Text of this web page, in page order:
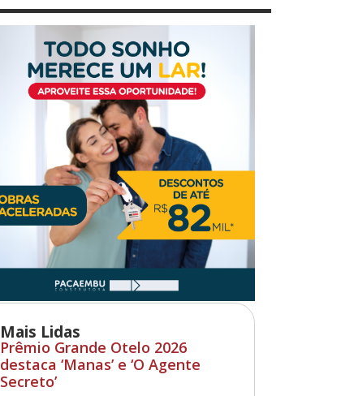
Mais Lidas
Prêmio Grande Otelo 2026
destaca ‘Manas’ e ‘O Agente
Secreto’